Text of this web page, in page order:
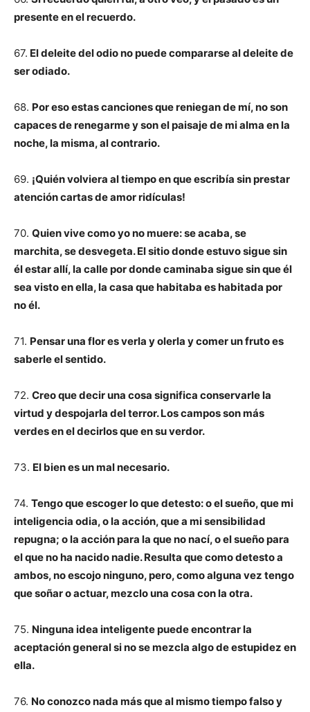
presente en el recuerdo.
67. El deleite del odio no puede compararse al deleite de
ser odiado.
68. Por eso estas canciones que reniegan de mí, no son
capaces de renegarme y son el paisaje de mi alma en la
noche, la misma, al contrario.
69. ¡Quién volviera al tiempo en que escribía sin prestar
atención cartas de amor ridículas!
70. Quien vive como yo no muere: se acaba, se
marchita, se desvegeta. El sitio donde estuvo sigue sin
él estar allí, la calle por donde caminaba sigue sin que él
sea visto en ella, la casa que habitaba es habitada por
no él.
71. Pensar una flor es verla y olerla y comer un fruto es
saberle el sentido.
72. Creo que decir una cosa significa conservarle la
virtud y despojarla del terror. Los campos son más
verdes en el decirlos que en su verdor.
73. El bien es un mal necesario.
74. Tengo que escoger lo que detesto: o el sueño, que mi
inteligencia odia, o la acción, que a mi sensibilidad
repugna; o la acción para la que no nací, o el sueño para
el que no ha nacido nadie. Resulta que como detesto a
ambos, no escojo ninguno, pero, como alguna vez tengo
que soñar o actuar, mezclo una cosa con la otra.
75. Ninguna idea inteligente puede encontrar la
aceptación general si no se mezcla algo de estupidez en
ella.
76. No conozco nada más que al mismo tiempo falso y